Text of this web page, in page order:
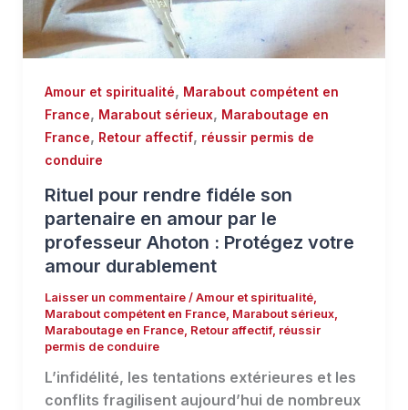
Amour et spiritualité, Marabout compétent en
France, Marabout sérieux, Maraboutage en
France, Retour affectif, réussir permis de
conduire
Rituel pour rendre fidéle son
partenaire en amour par le
professeur Ahoton : Protégez votre
amour durablement
Laisser un commentaire /Amour et spiritualité,
Marabout compétent en France, Marabout sérieux,
Maraboutage en France, Retour affectif, réussir
permis de conduire
L’infidélité, les tentations extérieures et les
conflits fragilisent aujourd’hui de nombreux